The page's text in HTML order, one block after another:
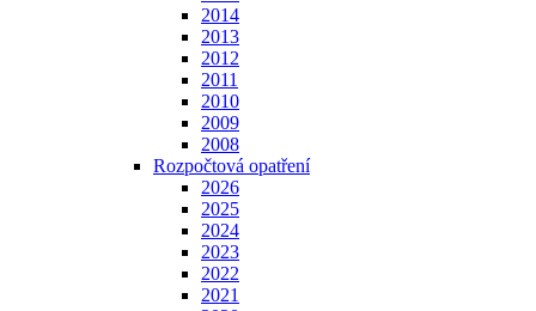
2014
2013
2012
2011
2010
2009
2008
Rozpočtová opatření
2026
2025
2024
2023
2022
2021